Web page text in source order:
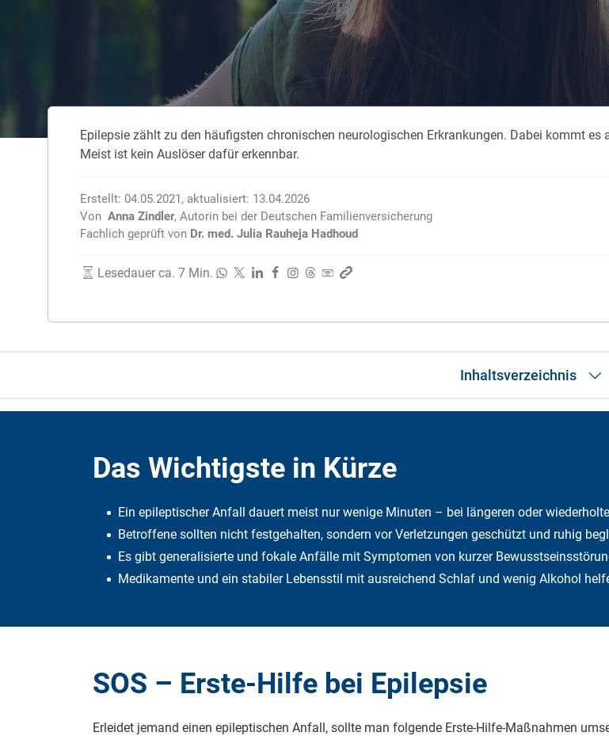
Zahnzusatzversicherung
Zahnzusatzversicherung für Kinder
Rasseportrait des Dackels
Zwingerhusten beim Hund
Würmer, Wurmkur & Entwurmung
Tierarztkosten für Hunde 2025
Packliste Urlaub
Portugal Urlaub
Epilepsie zählt zu den häufigsten chronischen neurologischen Erkrankungen. Dabei kommt
Meist ist kein Auslöser dafür erkennbar.
Erstellt: 04.05.2021, aktualisiert: 13.04.2026
Von Anna Zindler, Autorin bei der Deutschen Familienversicherung
Fachlich geprüft von Dr. med. Julia Rauheja Hadhoud
Lesedauer ca. 7 Min.
Inhaltsverzeichnis
Kinder
ICD-Code
Was muss man selbst
Häufige Fragen
Das Wichtigste in Kürze
Ein epileptischer Anfall dauert meist nur wenige Minuten – bei längeren oder
Betroffene sollten nicht festgehalten, sondern vor Verletzungen geschützt und ruhig
Es gibt generalisierte und fokale Anfälle mit Symptomen von kurzer
Medikamente und ein stabiler Lebensstil mit ausreichend Schlaf und wenig Alkohol
SOS – Erste-Hilfe bei Epilepsie
Erleidet jemand einen epileptischen Anfall, sollte man folgende Erste-Hilfe-Maßnahmen